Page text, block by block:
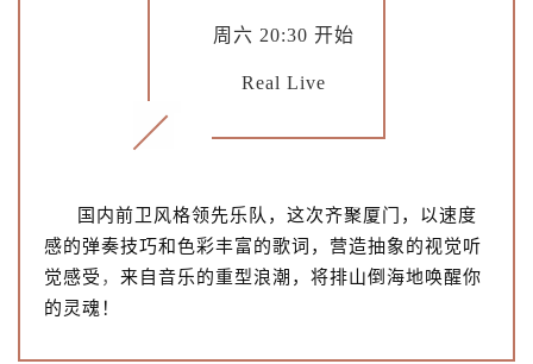
周六 20:30 开始
Real Live
国内前卫风格领先乐队，这次齐聚厦门， 以速度
感的弹奏技巧和色彩丰富的歌词， 营造抽象的视觉听
觉感受 ， 来自音乐的重型浪潮，将排山倒海地唤醒你
的灵魂！